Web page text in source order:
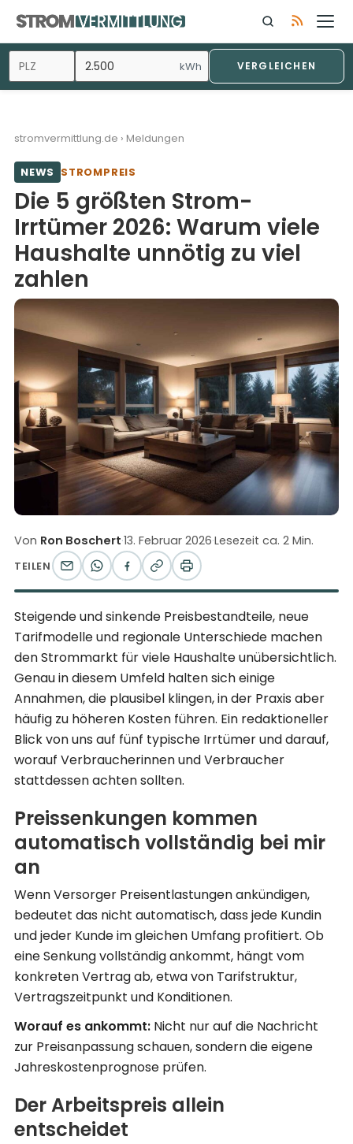
Inhalt
springen
kWh VERGLEICHEN
stromvermittlung.de › Meldungen
NEWS STROMPREIS
Die 5 größten Strom-
Irrtümer 2026: Warum viele
Haushalte unnötig zu viel
zahlen
Von Ron Boschert·13. Februar 2026·Lesezeit ca. 2 Min.
TEILEN
Steigende und sinkende Preisbestandteile, neue
Tarifmodelle und regionale Unterschiede machen
den Strommarkt für viele Haushalte unübersichtlich.
Genau in diesem Umfeld halten sich einige
Annahmen, die plausibel klingen, in der Praxis aber
häufig zu höheren Kosten führen. Ein redaktioneller
Blick von uns auf fünf typische Irrtümer und darauf,
worauf Verbraucherinnen und Verbraucher
stattdessen achten sollten.
Preissenkungen kommen
automatisch vollständig bei mir
an
Wenn Versorger Preisentlastungen ankündigen,
bedeutet das nicht automatisch, dass jede Kundin
und jeder Kunde im gleichen Umfang profitiert. Ob
eine Senkung vollständig ankommt, hängt vom
konkreten Vertrag ab, etwa von Tarifstruktur,
Vertragszeitpunkt und Konditionen.
Worauf es ankommt: Nicht nur auf die Nachricht
zur Preisanpassung schauen, sondern die eigene
Jahreskostenprognose prüfen.
Der Arbeitspreis allein
entscheidet